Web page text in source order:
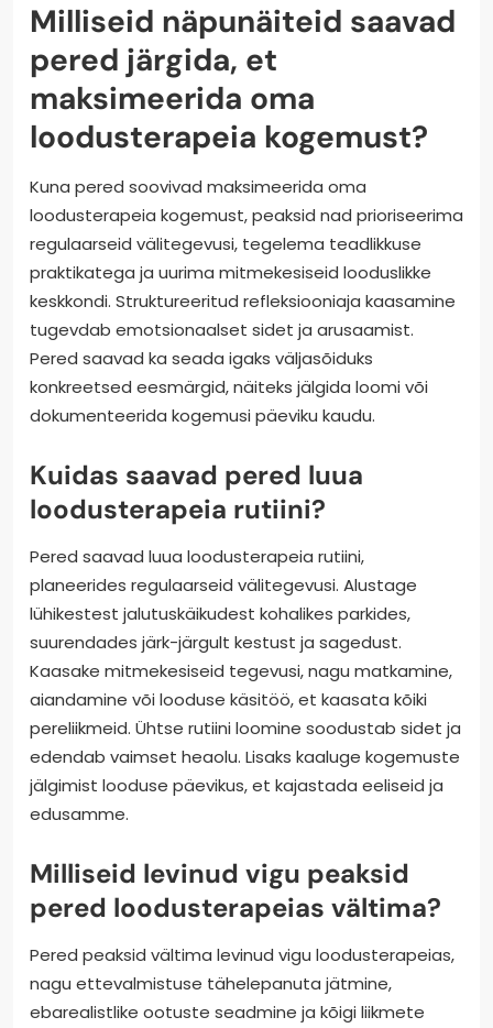
Milliseid näpunäiteid saavad
pered järgida, et
maksimeerida oma
loodusterapeia kogemust?
Kuna pered soovivad maksimeerida oma
loodusterapeia kogemust, peaksid nad prioriseerima
regulaarseid välitegevusi, tegelema teadlikkuse
praktikatega ja uurima mitmekesiseid looduslikke
keskkondi. Struktureeritud refleksiooniaja kaasamine
tugevdab emotsionaalset sidet ja arusaamist.
Pered saavad ka seada igaks väljasõiduks
konkreetsed eesmärgid, näiteks jälgida loomi või
dokumenteerida kogemusi päeviku kaudu.
Kuidas saavad pered luua
loodusterapeia rutiini?
Pered saavad luua loodusterapeia rutiini,
planeerides regulaarseid välitegevusi. Alustage
lühikestest jalutuskäikudest kohalikes parkides,
suurendades järk-järgult kestust ja sagedust.
Kaasake mitmekesiseid tegevusi, nagu matkamine,
aiandamine või looduse käsitöö, et kaasata kõiki
pereliikmeid. Ühtse rutiini loomine soodustab sidet ja
edendab vaimset heaolu. Lisaks kaaluge kogemuste
jälgimist looduse päevikus, et kajastada eeliseid ja
edusamme.
Milliseid levinud vigu peaksid
pered loodusterapeias vältima?
Pered peaksid vältima levinud vigu loodusterapeias,
nagu ettevalmistuse tähelepanuta jätmine,
ebarealistlike ootuste seadmine ja kõigi liikmete